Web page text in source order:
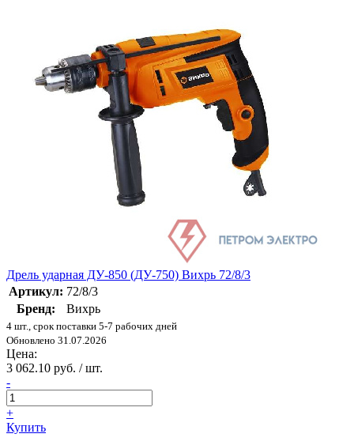
Дрель ударная ДУ-850 (ДУ-750) Вихрь 72/8/3
Артикул: 72/8/3
Бренд:
Вихрь
4 шт., срок поставки 5-7 рабочих дней
Обновлено 31.07.2026
Цена:
3 062.10 руб. / шт.
-
+
Купить